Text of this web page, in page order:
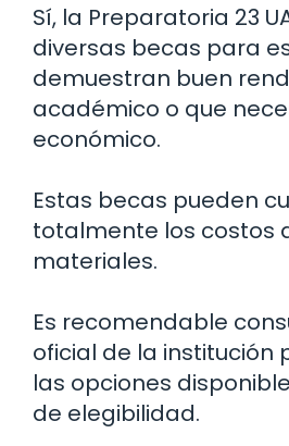
Sí, la Preparatoria 23
diversas becas para
demuestran buen
académico o que
económico.
Estas becas pueden
totalmente los costos
materiales.
Es recomendable
oficial de la institución
las opciones
de elegibilidad.